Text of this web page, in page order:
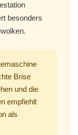
besonders
Brise
und die
empfiehlt
als